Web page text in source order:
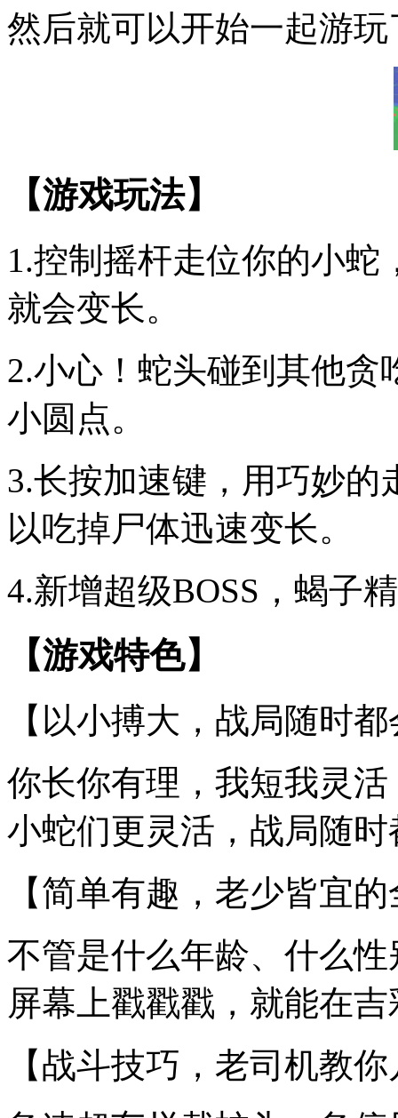
然后就可以开始一起游玩
【游戏玩法】
1.控制摇杆走位你的小
就会变长。
2.小心！蛇头碰到其他
小圆点。
3.长按加速键，用巧妙
以吃掉尸体迅速变长。
4.新增超级BOSS，蝎子
【游戏特色】
【以小搏大，战局随时
你长你有理，我短我灵
小蛇们更灵活，战局随
【简单有趣，老少皆宜
不管是什么年龄、什么
屏幕上戳戳戳，就能在
【战斗技巧，老司机教